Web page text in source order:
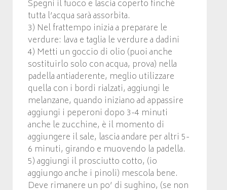
Spegni il fuoco e lascia coperto finchè
tutta l’acqua sarà assorbita.
3) Nel frattempo inizia a preparare le
verdure: lava e taglia le verdure a dadini
4) Metti un goccio di olio (puoi anche
sostituirlo solo con acqua, prova) nella
padella antiaderente, meglio utilizzare
quella con i bordi rialzati, aggiungi le
melanzane, quando iniziano ad appassire
aggiungi i peperoni dopo 3-4 minuti
anche le zucchine, è il momento di
aggiungere il sale, lascia andare per altri 5-
6 minuti, girando e muovendo la padella.
5) aggiungi il prosciutto cotto, (io
aggiungo anche i pinoli) mescola bene.
Deve rimanere un po’ di sughino, (se non